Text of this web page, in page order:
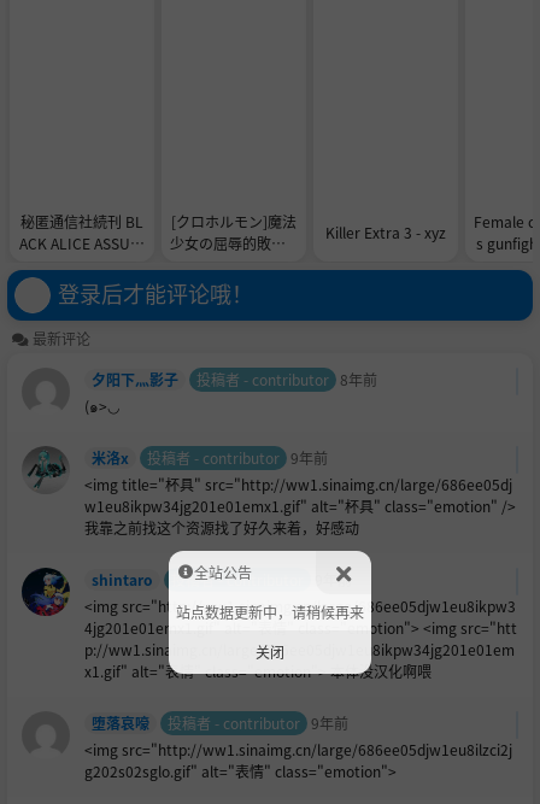
秘匿通信社続刊 BL
ACK ALICE ASSULT
[クロホルモン]魔法
少女の屈辱的敗北 +
ア
Killer Extra 3 - xyz
Female
s
登录后才能评论哦！
最新评论
夕阳下灬影子
投稿者 - contributor 8年前
(๑>◡
米洛x 投稿者 - contributor 9年前
<img title="杯具" src="http://ww1.sinaimg.cn/large/686ee05dj
w1eu8ikpw34jg201e01emx1.gif" alt="杯具" class="emotion" />
我靠之前找这个资源找了好久来着，好感动
shintaro 投稿者 - contributor
9年前
<img src="http://ww1.sinaimg.cn/large/686ee05djw1eu8ikpw3
4jg201e01emx1.gif" alt="表情" class="emotion"> <img src="htt
p://ww1.sinaimg.cn/large/686ee05djw1eu8ikpw34jg201e01em
x1.gif" alt="表情" class="emotion"> 本体没汉化啊喂
堕落哀嚎 投稿者 - contributor 9年前
<img src="http://ww1.sinaimg.cn/large/686ee05djw1eu8ilzci2j
g202s02sglo.gif" alt="表情" class="emotion">
全站公告
站点数据更新中，请稍候再来
关闭